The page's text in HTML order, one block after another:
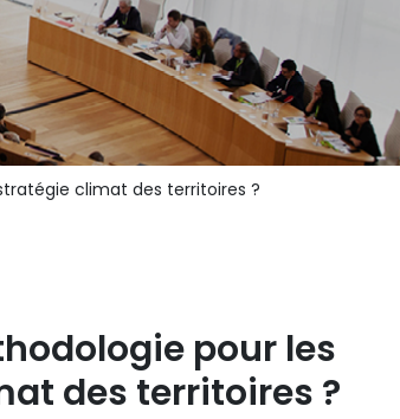
climat des territoires ?
pour les
des territoires ?